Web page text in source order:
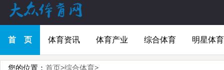
首 页 体育资讯 体育产业 综合体育 明星体育
您的位置： 首页>综合体育>